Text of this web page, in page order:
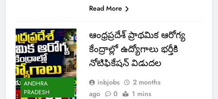
Read More
ANDHRA
PRADESH
ఆంధ్రప్రదేశ్ ప్రాథమిక ఆరోగ్య
కేంద్రాల్లో ఉద్యోగాలు భర్తీకి
నోటిఫికేషన్ విడుదల
inbjobs
2 months
ago
0 1 mins